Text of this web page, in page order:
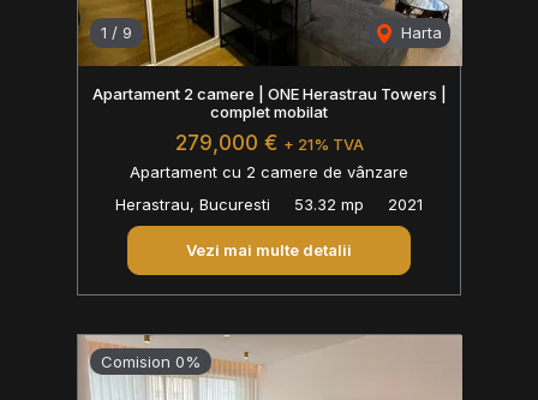
1 / 9 Harta
Apartament 2 camere | ONE Herastrau Towers |
complet mobilat
279,000 € + 21% TVA
Apartament cu 2 camere de vânzare
Herastrau, Bucuresti
53.32 mp 2021
Vezi mai multe detalii
Comision 0%